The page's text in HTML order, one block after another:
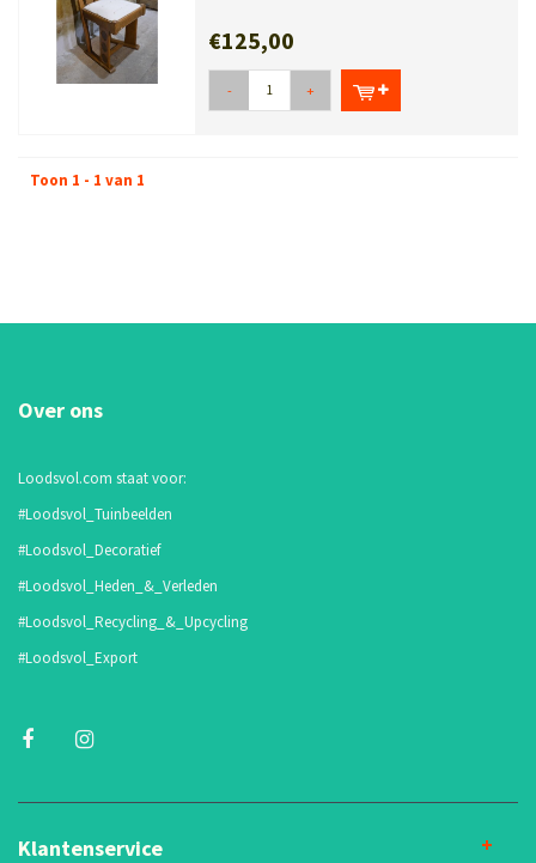
€125,00
- +
Toon 1 - 1 van 1
Over ons
Loodsvol.com staat voor:
#Loodsvol_Tuinbeelden
#Loodsvol_Decoratief
#Loodsvol_Heden_&_Verleden
#Loodsvol_Recycling_&_Upcycling
#Loodsvol_Export
Klantenservice